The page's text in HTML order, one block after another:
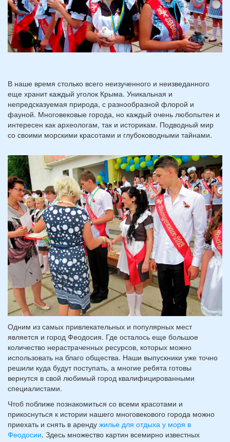
В наше время столько всего неизученного и неизведанного
еще хранит каждый уголок Крыма. Уникальная и
непредсказуемая природа, с разнообразной флорой и
фауной. Многовековые города, но каждый очень любопытен и
интересен как археологам, так и историкам. Подводный мир
со своими морскими красотами и глубоководными тайнами.
Одним из самых привлекательных и популярных мест
является и город Феодосия. Где осталось еще большое
количество нерастраченных ресурсов, которых можно
использовать на благо общества. Наши выпускники уже точно
решили куда будут поступать, а многие ребята готовы
вернутся в свой любимый город квалифицированными
специалистами.
Чтоб поближе познакомиться со всеми красотами и
прикоснуться к истории нашего многовекового города можно
приехать и снять в аренду жилье для отдыха у моря в
Феодосии. Здесь множество картин всемирно известных